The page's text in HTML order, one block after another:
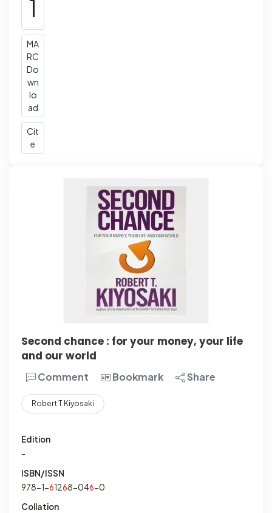
1
MA
RC
Do
wn
lo
ad
Cit
e
Second chance : for your money, your life
and our world
Comment Bookmark Share
Robert T Kiyosaki
Edition
-
ISBN/ISSN
978-1-61268-046-0
Collation